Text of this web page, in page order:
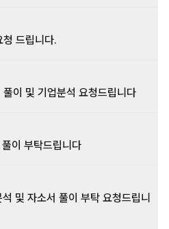
드립니다.
이 및 기업분석 요청드립니다
이 부탁드립니다
및 자소서 풀이 부탁 요청드립니